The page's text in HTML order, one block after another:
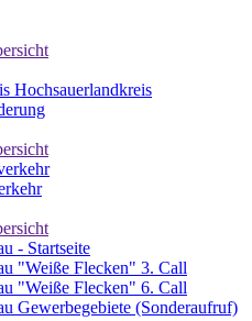
Hochsauerlandkreis
- Startseite
"Weiße Flecken" 3. Call
"Weiße Flecken" 6. Call
Gewerbegebiete (Sonderaufruf)